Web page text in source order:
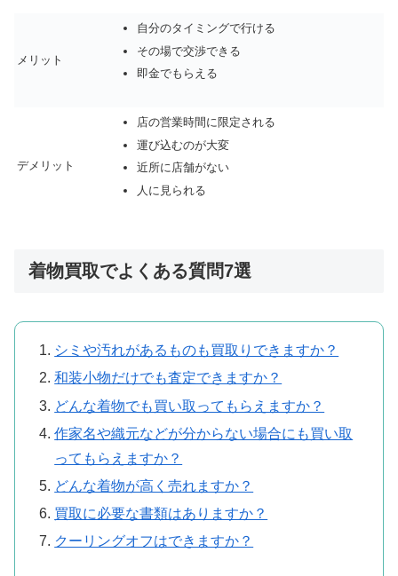
メリット
自分のタイミングで行ける
その場で交渉できる
即金でもらえる
デメリット
店の営業時間に限定される
運び込むのが大変
近所に店舗がない
人に見られる
着物買取でよくある質問7選
シミや汚れがあるものも買取りできますか？
和装小物だけでも査定できますか？
どんな着物でも買い取ってもらえますか？
作家名や織元などが分からない場合にも買い取
ってもらえますか？
どんな着物が高く売れますか？
買取に必要な書類はありますか？
クーリングオフはできますか？